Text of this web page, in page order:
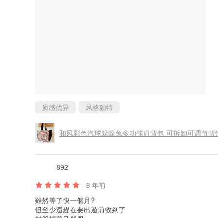
质感优异 风格独特
和风彩色汽球躲躲兔多功能肩背包 可拆卸可调节背
892
8 年前
雖然等了快一個月?
但至少還趕在要出遊前收到了